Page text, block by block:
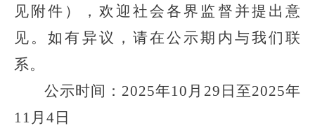
见附件），欢迎社会各界监督并提出意
见。如有异议，请在公示期内与我们联
系。
公示时间： 2025年10月 29 日至2025年
11 月 4 日